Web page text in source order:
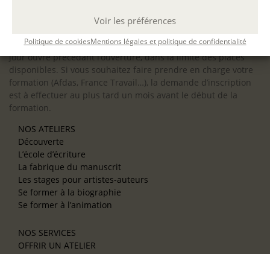
Voir les préférences
Politique de cookiesMentions légales et politique de confidentialité
supports, accessibilité de nos salles).
inscriptions à nos activités sont ouvertes jusqu’au dernier
jour ouvré précédant l’ouverture, dans la limite des places
disponibles. Si vous souhaitez faire prendre en charge votre
formation (Afdas, France Travail…), la demande d’inscription
est à effectuer au plus tard un mois avant le début de la
formation.
NOS ATELIERS
Découverte
L’école d’écriture
La fabrique du manuscrit
Les stages pour artistes-auteurs
Se former à la biographie
Se former à l’animation
NOS SERVICES
OFFRIR UN ATELIER